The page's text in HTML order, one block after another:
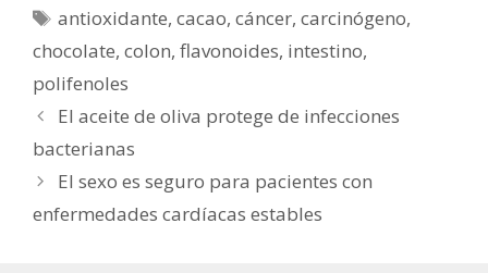
Etiquetas
antioxidante,cacao,cáncer,carcinógeno,
chocolate, colon, flavonoides, intestino,
polifenoles
El aceite de oliva protege de infecciones
bacterianas
El sexo es seguro para pacientes con
enfermedades cardíacas estables